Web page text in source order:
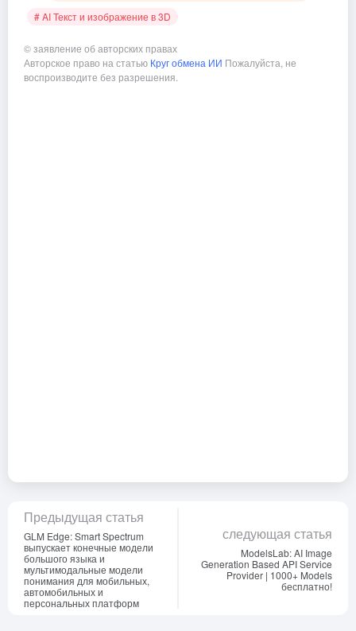
# AI Текст и изображение в 3D
©заявление об авторских правах
Авторское право на статью Круг обмена ИИ Пожалуйста, не
воспроизводите без разрешения.
Предыдущая статья
GLM Edge: Smart Spectrum
выпускает конечные модели
большого языка и
мультимодальные модели
понимания для мобильных,
автомобильных и
персональных платформ
следующая статья
ModelsLab: AI Image
Generation Based API Service
Provider | 1000+ Models
бесплатно!